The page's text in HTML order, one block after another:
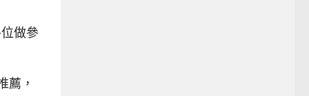
做參
薦，